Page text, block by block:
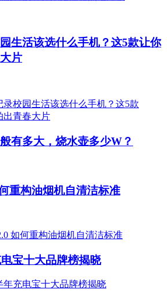
生活该选什么手机？这5款让你
片
有多大，烧水壶多少W？
重构油烟机自清洁标准
宝十大品牌榜揭晓